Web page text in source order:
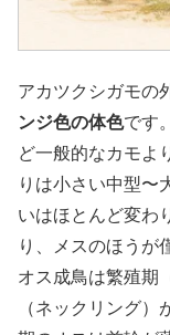
アカツクシガモの
ンジ色の体色です
ど一般的なカモよ
りは小さい中型〜
いはほとんど変わ
り、メスのほうが
オス成鳥は繁殖期
（ネックリング